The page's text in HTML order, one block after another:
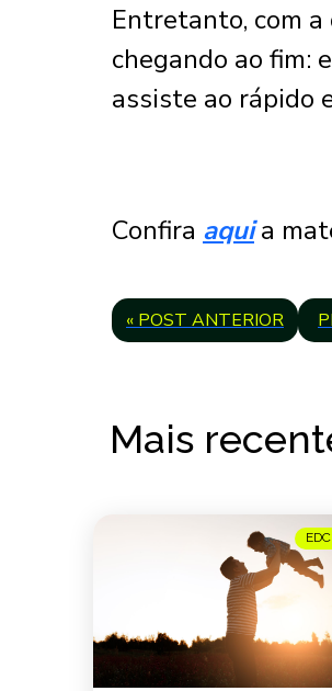
Entretanto, com
chegando ao fim:
assiste ao rápido
Confira aquia
« POST ANTERIOR
Mais